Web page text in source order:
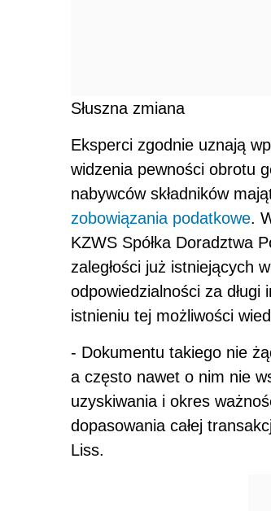
Słuszna zmiana
Eksperci zgodnie uznają
widzenia pewności obrotu
nabywców składników
zobowiązania podatkowe.
KZWS Spółka Doradztwa
zaległości już istniejących
odpowiedzialności za
istnieniu tej możliwości
- Dokumentu takiego nie
a często nawet o nim nie
uzyskiwania i okres
dopasowania całej
Liss.